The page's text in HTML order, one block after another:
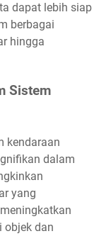
dapat lebih siap
berbagai
hingga
Sistem
kendaraan
dalam
yang
objek dan